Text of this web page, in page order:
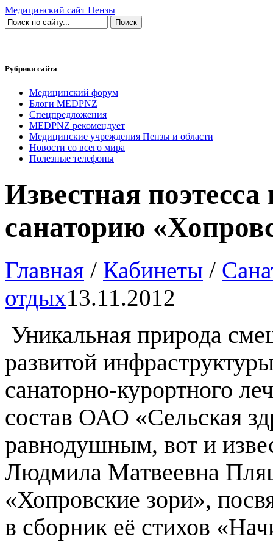
Медицинский сайт Пензы
Рубрики сайта
Медицинский форум
Блоги MEDPNZ
Спецпредложения
MEDPNZ рекомендует
Медицинские учреждения Пензы и области
Новости со всего мира
Полезные телефоны
Известная поэтесса
санаторию
Главная / Кабинеты /
отдых13.11.2012
Уникальная природа
развитой
санаторно-курортного
состав ОАО «Сельская
равнодушным, вот и
Людмила Матвеевна
«Хопровские зори»,
в сборник её стихов